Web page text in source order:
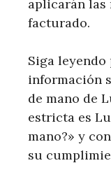
aplicarán las
facturado.
Siga leyendo
información
de mano de
estricta es
mano?» y
su